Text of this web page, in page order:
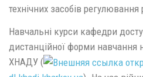
технічних засобів регулювання
Навчальні курси кафедри
дистанційної форми навчання
ХНАДУ (